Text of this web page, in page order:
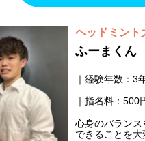
ヘッドミント
ふーまくん
経験年数：3
指名料：500
心身のバラン
できることを大